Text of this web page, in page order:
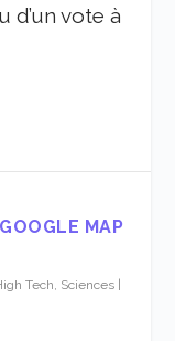
d’un vote à
MAP
Tech, Sciences